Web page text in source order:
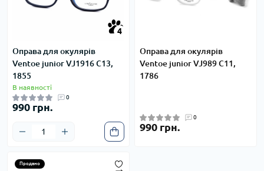
4
4
Оправа для окулярів
Ventoe junior VJ1916 C13,
1855
В наявності
0
990 грн.
Оправа для окулярів
Ventoe junior VJ989 C11,
1786
0
990 грн.
Продано